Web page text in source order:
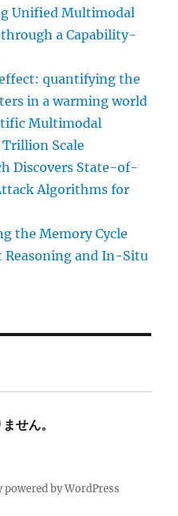
Unified Multimodal
a Capability-
quantifying the
in a warming world
Multimodal
Scale
Discovers State-of-
Algorithms for
the Memory Cycle
and In-Situ
せん。
powered by WordPress